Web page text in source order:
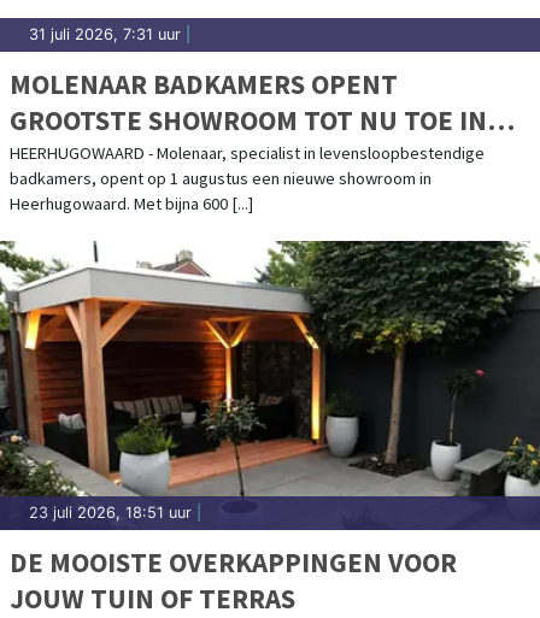
31 juli 2026, 7:31 uur
MOLENAAR BADKAMERS OPENT
GROOTSTE SHOWROOM TOT NU TOE IN
HEERHUGOWAARD
HEERHUGOWAARD - Molenaar, specialist in levensloopbestendige
badkamers, opent op 1 augustus een nieuwe showroom in
Heerhugowaard. Met bijna 600 [...]
23 juli 2026, 18:51 uur
DE MOOISTE OVERKAPPINGEN VOOR
JOUW TUIN OF TERRAS